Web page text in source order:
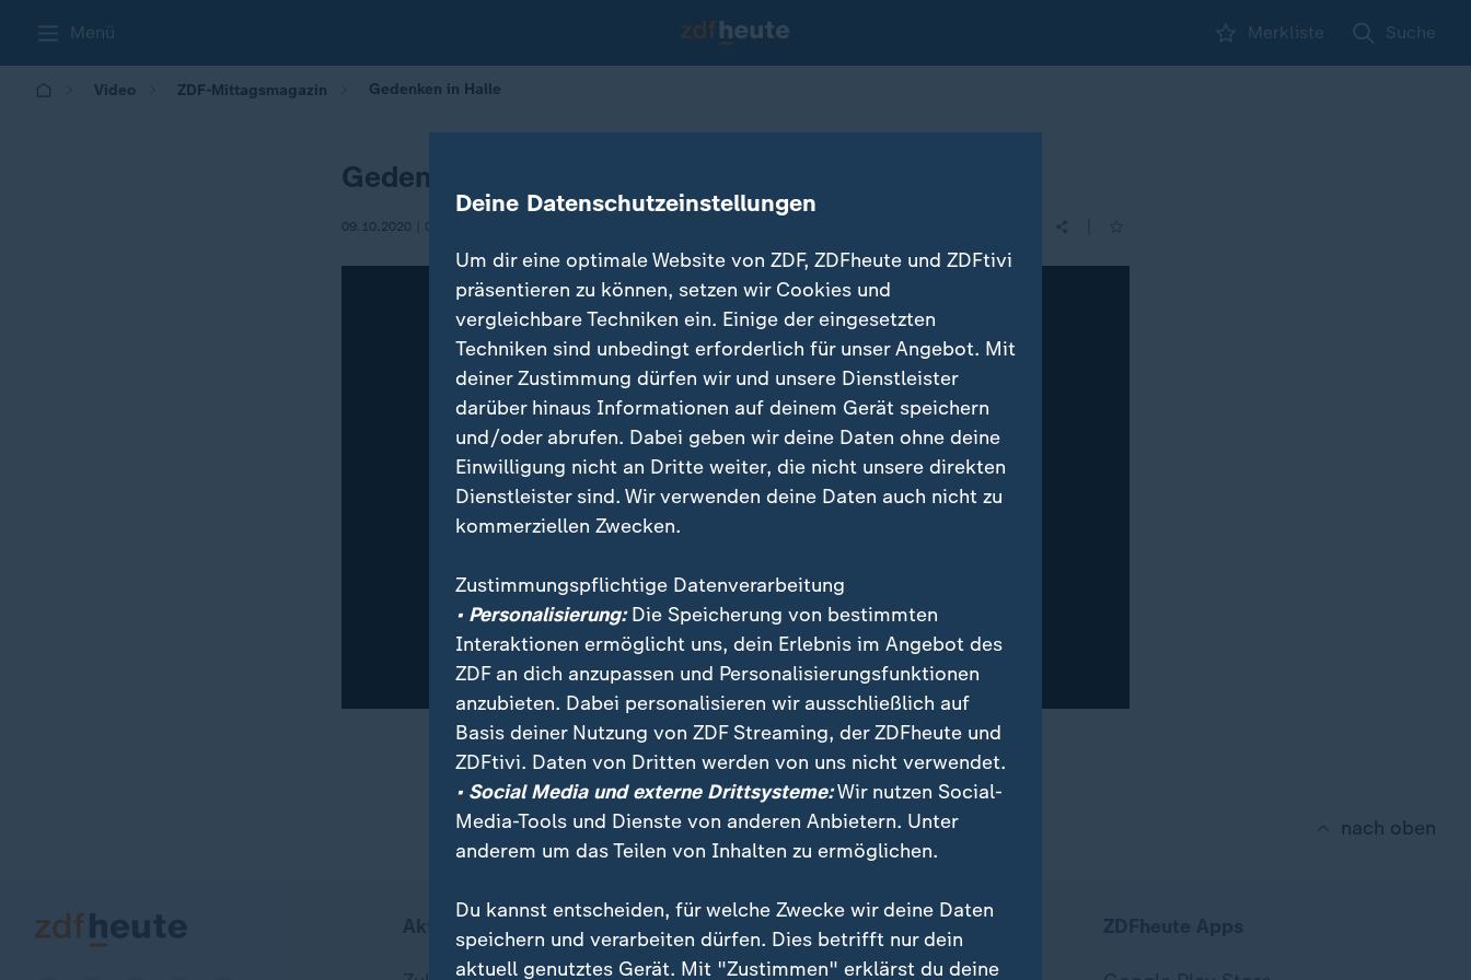
Menü Merkliste Suche
Video ZDF-Mittagsmagazin Gedenken in Halle
Gedenken in Halle
09.10.2020 | 05:30
nach oben
Aktuell bei ZDFheute ZDFheute Update
Deine Datenschutzeinstellungen
Um dir eine optimale Website von ZDF, ZDFheute und ZDFtivi
präsentieren zu können, setzen wir Cookies und
vergleichbare Techniken ein. Einige der eingesetzten
Techniken sind unbedingt erforderlich für unser Angebot. Mit
deiner Zustimmung dürfen wir und unsere Dienstleister
darüber hinaus Informationen auf deinem Gerät speichern
und/oder abrufen. Dabei geben wir deine Daten ohne deine
Einwilligung nicht an Dritte weiter, die nicht unsere direkten
Dienstleister sind. Wir verwenden deine Daten auch nicht zu
kommerziellen Zwecken.
Zustimmungspflichtige Datenverarbeitung
• Personalisierung:Die Speicherung von bestimmten
Interaktionen ermöglicht uns, dein Erlebnis im Angebot des
ZDF an dich anzupassen und Personalisierungsfunktionen
anzubieten. Dabei personalisieren wir ausschließlich auf
Basis deiner Nutzung von ZDF Streaming, der ZDFheute und
ZDFtivi. Daten von Dritten werden von uns nicht verwendet.
• Social Media und externe Drittsysteme:Wir nutzen Social-
Media-Tools und Dienste von anderen Anbietern. Unter
anderem um das Teilen von Inhalten zu ermöglichen.
Du kannst entscheiden, für welche Zwecke wir deine Daten
speichern und verarbeiten dürfen. Dies betrifft nur dein
aktuell genutztes Gerät. Mit "Zustimmen" erklärst du deine